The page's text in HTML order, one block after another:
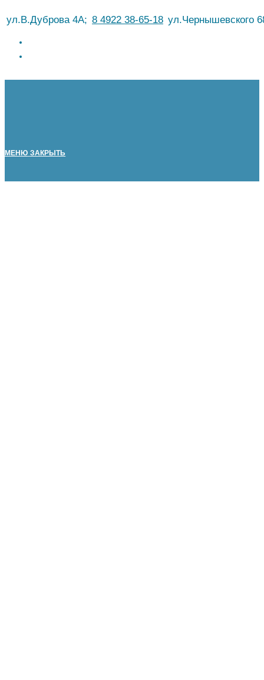
кул.В.Дуброва 4А; 8 4922 38-65-18 ул.Чернышевского
МЕНЮ ЗАКРЫТЬ